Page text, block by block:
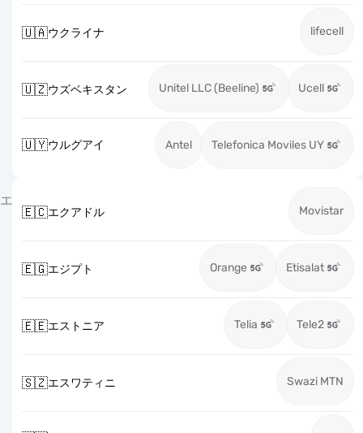
🇺🇦ウクライナ lifecell
🇺🇿ウズベキスタン Unitel LLC (Beeline) Ucell
🇺🇾ウルグアイ Antel Telefonica Moviles UY
エ
🇪🇨エクアドル Movistar
🇪🇬エジプト Orange Etisalat
🇪🇪エストニア Telia Tele2
🇸🇿エスワティニ Swazi MTN